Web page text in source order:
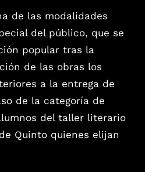
de las modalidades
del público, que se
popular tras la
de las obras los
a la entrega de
de la categoría de
del taller literario
Quinto quienes elijan